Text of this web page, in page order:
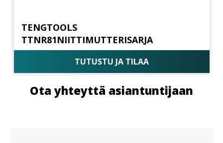
TENGTOOLS
TTNR81NIITTIMUTTERISARJA
TUTUSTU JA TILAA
Ota yhteyttä asiantuntijaan